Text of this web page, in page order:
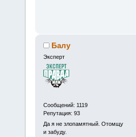
Балу
Эксперт
Сообщений: 1119
Репутация: 93
Да я не злопамятный. Отомщу
и забуду.